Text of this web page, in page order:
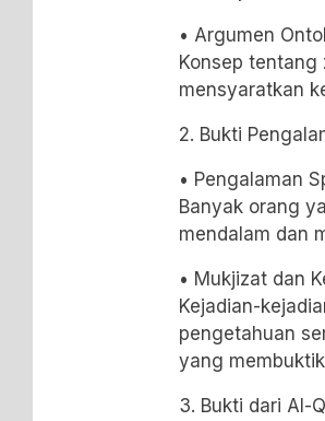
• Argumen
Konsep
mensyaratkan
2. Bukti
• Pengalaman
Banyak orang
mendalam dan
• Mukjizat dan
Kejadian-
pengetahuan
yang
3. Bukti dari Al-